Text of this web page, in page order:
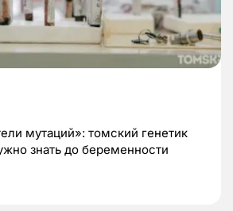
мутаций»: томский генетик
знать до беременности